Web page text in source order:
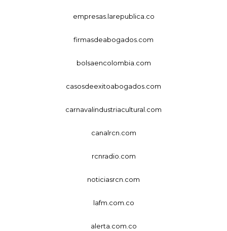
empresas.larepublica.co
firmasdeabogados.com
bolsaencolombia.com
casosdeexitoabogados.com
carnavalindustriacultural.com
canalrcn.com
rcnradio.com
noticiasrcn.com
lafm.com.co
alerta.com.co